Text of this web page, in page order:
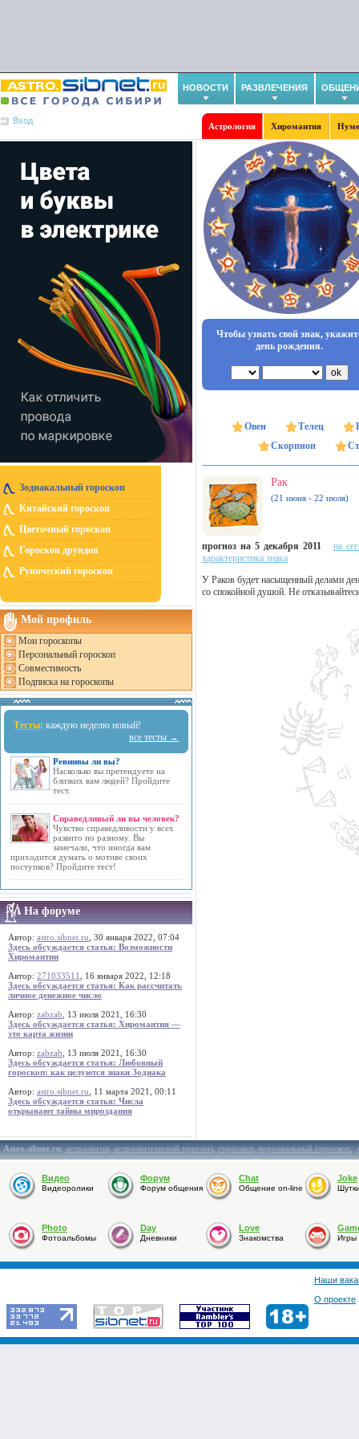
НОВОСТИ РАЗВЛЕЧЕНИЯ
Вход
Астрология Хиромантия
Зодиакальный гороскоп
Китайский гороскоп
Цветочный гороскоп
Гороскоп друидов
Рунический гороскоп
Мой профиль
Мои гороскопы
Персональный гороскоп
Совместимость
Подписка на гороскопы
Тесты: каждую неделю новый!
все тесты →
Ревнивы ли вы?
Насколько вы претендуете на
близких вам людей? Пройдите
тест.
Справедливый ли вы человек?
Чувство справедливости у всех
развито по разному. Вы
замечали, что иногда вам
приходится думать о мотиве своих
поступков? Пройдите тест!
На форуме
Автор: astro.sibnet.ru , 30 января 2022, 07:04
Здесь обсуждается статья: Возможности
Хиромантии
Автор: 271033511
, 16 января 2022, 12:18
Здесь обсуждается статья: Как рассчитать
личное денежное число
Автор: zabzab , 13 июля 2021, 16:30
Здесь обсуждается статья: Хиромантия —
это карта жизни
Автор: zabzab , 13 июля 2021, 16:30
Здесь обсуждается статья: Любовный
гороскоп: как целуются знаки Зодиака
Автор: astro.sibnet.ru , 11 марта 2021, 00:11
Здесь обсуждается статья: Числа
открывают тайны мироздания
Чтобы узнать свой знак,
день рождения.
Овен Телец
Скорпион
Рак
(21 июня - 22 июля)
прогноз на 5 декабря 2011
на
характеристика знака
У Раков будет насыщенный делами
со спокойной душой. Не
Astro.sibnet.ru:астрология,астрологический прогноз,гороскоп,персональный гороскоп,
Видео
Видеоролики
Форум
Форум общения
Chat
Общение on-line
Joke
Photo
Фотоальбомы
Day
Дневники
Love
Знакомства Игры
Наши
О проекте